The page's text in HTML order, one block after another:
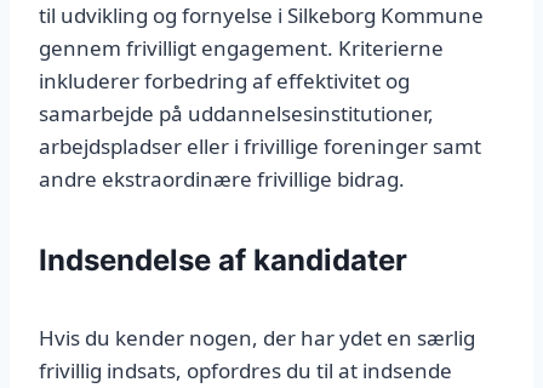
til udvikling og fornyelse i Silkeborg Kommune
gennem frivilligt engagement. Kriterierne
inkluderer forbedring af effektivitet og
samarbejde på uddannelsesinstitutioner,
arbejdspladser eller i frivillige foreninger samt
andre ekstraordinære frivillige bidrag.
Indsendelse af kandidater
Hvis du kender nogen, der har ydet en særlig
frivillig indsats, opfordres du til at indsende